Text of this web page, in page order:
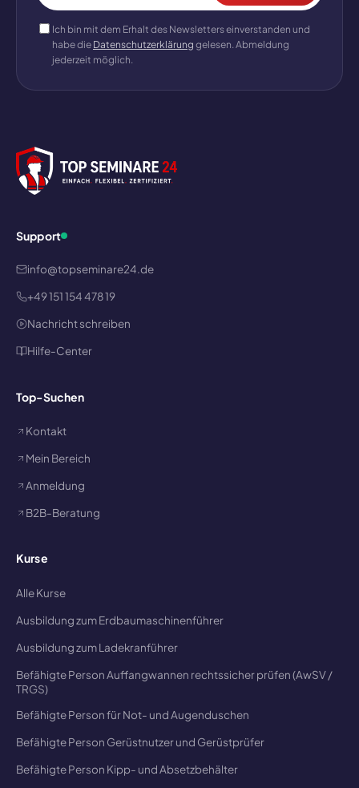
Ich bin mit dem Erhalt des Newsletters einverstanden und
habe die Datenschutzerklärung gelesen. Abmeldung
jederzeit möglich.
Support
info@topseminare24.de
+49 151 154 478 19
Nachricht schreiben
Hilfe-Center
Top-Suchen
Kontakt
Mein Bereich
Anmeldung
B2B-Beratung
Kurse
Alle Kurse
Ausbildung zum Erdbaumaschinenführer
Ausbildung zum Ladekranführer
Befähigte Person Auffangwannen rechtssicher prüfen (AwSV /
TRGS)
Befähigte Person für Not- und Augenduschen
Befähigte Person Gerüstnutzer und Gerüstprüfer
Befähigte Person Kipp- und Absetzbehälter